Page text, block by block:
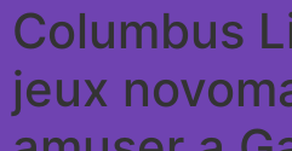
Columbus
jeux